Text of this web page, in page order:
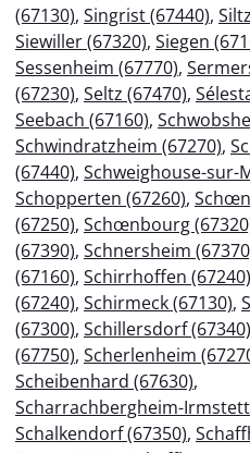
(67130), Singrist (67440),
Siewiller (67320), Siegen
Sessenheim (67770),
(67230), Seltz (67470),
Seebach (67160),
Schwindratzheim (67270),
(67440), Schweighouse-sur-
Schopperten (67260),
(67250), Schœnbourg
(67390), Schnersheim
(67160), Schirrhoffen (67240)
(67240), Schirmeck (67130),
(67300), Schillersdorf (67340)
(67750), Scherlenheim
Scheibenhard (67630),
Scharrachbergheim-Irmstett
Schalkendorf (67350),